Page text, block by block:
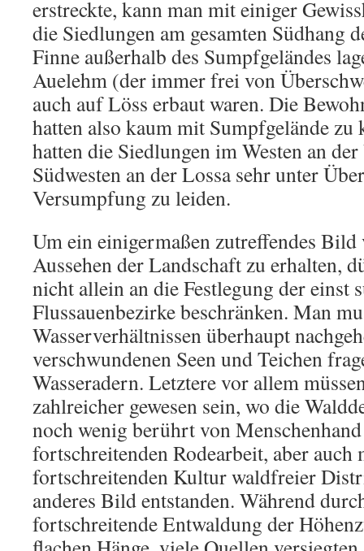
erstreckte, kann man mit einiger
die Siedlungen am gesamten Südhang
Finne außerhalb des Sumpfgeländes
Auelehm (der immer frei von
auch auf Löss erbaut waren. Die
hatten also kaum mit Sumpfgelände zu
hatten die Siedlungen im Westen an
Südwesten an der Lossa sehr unter
Versumpfung zu leiden.
Um ein einigermaßen zutreffendes
Aussehen der Landschaft zu erhalten,
nicht allein an die Festlegung der einst
Flussauenbezirke beschränken. Man
Wasserverhältnissen überhaupt
verschwundenen Seen und Teichen
Wasseradern. Letztere vor allem
zahlreicher gewesen sein, wo die
noch wenig berührt von
fortschreitenden Rodearbeit, aber auch
fortschreitenden Kultur waldfreier
anderes Bild entstanden. Während
fortschreitende Entwaldung der